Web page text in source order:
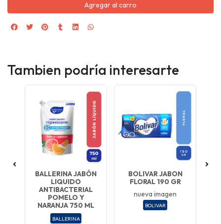
Agregar al carro
Tambien podría interesarte
BALLERINA JABÓN
LIQUIDO
ANTIBACTERIAL
POMELO Y
NARANJA 750 ML
BALLERINA
BOLIVAR JABON
FLORAL 190 GR
nueva imagen
BOLIVAR